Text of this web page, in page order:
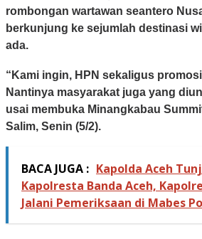
rombongan wartawan seantero
berkunjung ke sejumlah destinasi
ada.
“Kami ingin, HPN sekaligus
Nantinya masyarakat juga yang
usai membuka Minangkabau
Salim, Senin (5/2).
BACA JUGA : Kapolda Aceh
Kapolresta Banda Aceh,
Jalani Pemeriksaan di Mabes